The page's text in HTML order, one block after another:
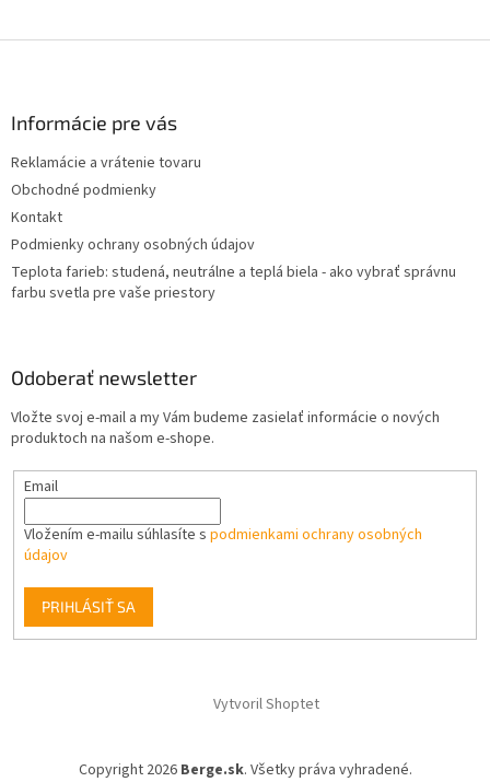
Informácie pre vás
Reklamácie a vrátenie tovaru
Obchodné podmienky
Kontakt
Podmienky ochrany osobných údajov
Teplota farieb: studená, neutrálne a teplá biela - ako vybrať správnu
farbu svetla pre vaše priestory
Odoberať newsletter
Vložte svoj e-mail a my Vám budeme zasielať informácie o nových
produktoch na našom e-shope.
Email
Vložením e-mailu súhlasíte s podmienkami ochrany osobných
údajov
PRIHLÁSIŤ SA
Vytvoril Shoptet
Copyright 2026 Berge.sk. Všetky práva vyhradené.